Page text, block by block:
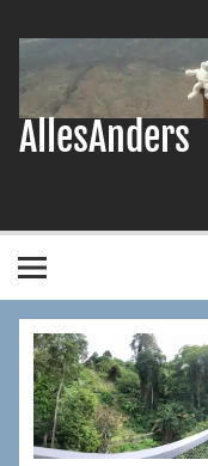
springen
AllesAnders